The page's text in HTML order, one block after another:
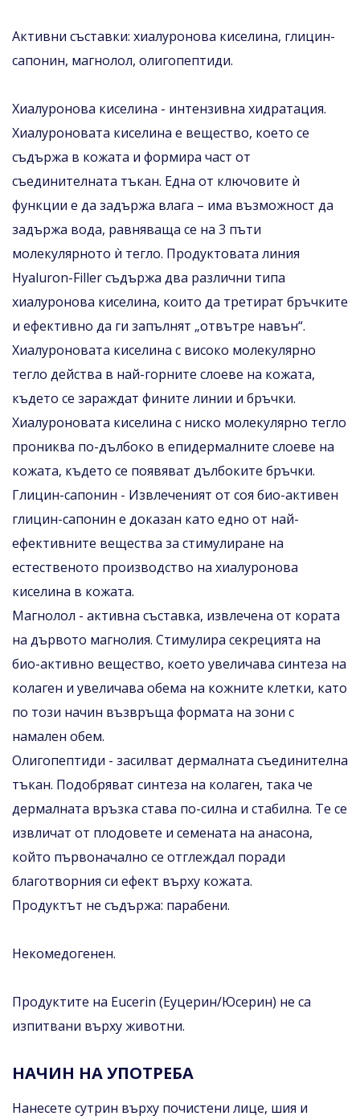
Активни съставки: хиалуронова киселина, глицин-
сапонин, магнолол, олигопептиди.
Хиалуронова киселина - интензивна хидратация.
Хиалуроновата киселина е вещество, което се
съдържа в кожата и формира част от
съединителната тъкан. Една от ключовите ѝ
функции е да задържа влага – има възможност да
задържа вода, равняваща се на 3 пъти
молекулярното ѝ тегло. Продуктовата линия
Hyaluron-Filler съдържа два различни типа
хиалуронова киселина, които да третират бръчките
и ефективно да ги запълнят „отвътре навън“.
Хиалуроновата киселина с високо молекулярно
тегло действа в най-горните слоеве на кожата,
където се зараждат фините линии и бръчки.
Хиалуроновата киселина с ниско молекулярно тегло
прониква по-дълбоко в епидермалните слоеве на
кожата, където се появяват дълбоките бръчки.
Глицин-сапонин - Извлеченият от соя био-активен
глицин-сапонин е доказан като едно от най-
ефективните вещества за стимулиране на
естественото производство на хиалуронова
киселина в кожата.
Магнолол - активна съставка, извлечена от кората
на дървото магнолия. Стимулира секрецията на
био-активно вещество, което увеличава синтеза на
колаген и увеличава обема на кожните клетки, като
по този начин възвръща формата на зони с
намален обем.
Олигопептиди - засилват дермалната съединителна
тъкан. Подобряват синтеза на колаген, така че
дермалната връзка става по-силна и стабилна. Те се
извличат от плодовете и семената на анасона,
който първоначално се отглеждал поради
благотворния си ефект върху кожата.
Продуктът не съдържа: парабени.
Некомедогенен.
Продуктите на Eucerin (Еуцерин/Юсерин) не са
изпитвани върху животни.
НАЧИН НА УПОТРЕБА
Нанесете сутрин върху почистени лице, шия и